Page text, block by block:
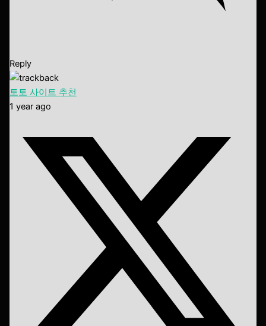
Reply
토토 사이트 추천
1 year ago